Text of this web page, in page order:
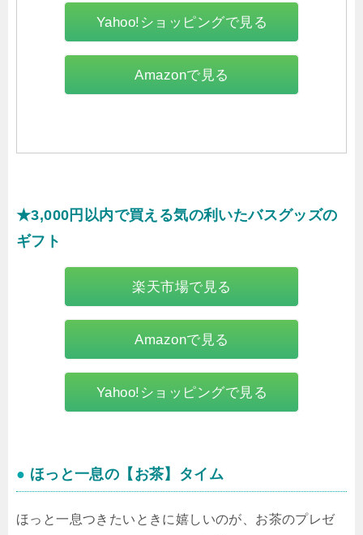
Yahoo!ショッピングで見る
Amazonで見る
★3,000円以内で買える気の利いたバスグッズの
ギフト
楽天市場で見る
Amazonで見る
Yahoo!ショッピングで見る
● ほっと一息の【お茶】タイム
ほっと一息つきたいときに嬉しいのが、お茶のプレゼ